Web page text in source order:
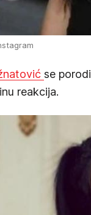
se
reakcija.